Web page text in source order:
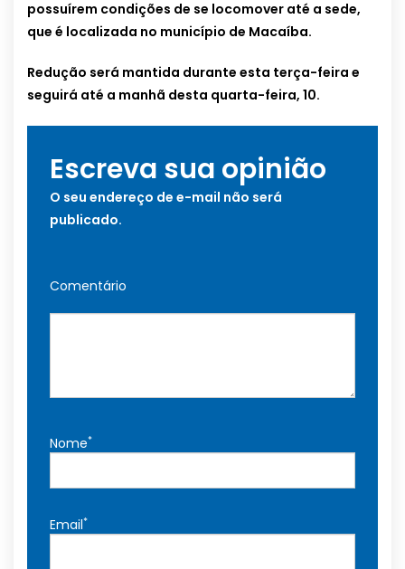
possuírem condições de se locomover até a sede,
que é localizada no município de Macaíba.
Redução será mantida durante esta terça-feira e
seguirá até a manhã desta quarta-feira, 10.
Escreva sua opinião
O seu endereço de e-mail não será
publicado.
Comentário
Nome*
Email*